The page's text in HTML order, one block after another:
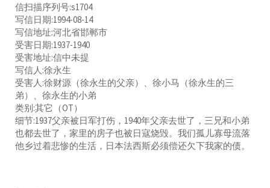
信扫描序列号:s1704
写信日期:1994-08-14
写信地址:河北省邯郸市
受害日期:1937-1940
受害地址:信中未提
写信人:徐永生
受害人:徐财源（徐永生的父亲）、徐小马（徐永生的三
弟）、徐永生的小弟
类别:其它（OT）
细节:1937父亲被日军打伤，1940年父亲去世了，三兄和小弟
也都去世了，家里的房子也被日寇烧毁。我们孤儿寡母流落
他乡过着悲惨的生活，日本法西斯必须偿还欠下我家的债。